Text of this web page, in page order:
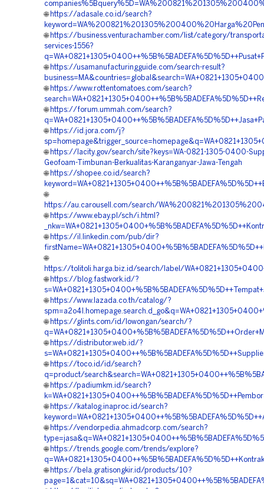
🌐 https://adasale.co.id/search?
🌐 https://business.venturachamber.com/list/category/
services-1556?
🌐 https://usamanufacturingguide.com/search-result?
🌐 https://www.rottentomatoes.com/search?
🌐 https://forum.ummah.com/search?
🌐 https://id.jora.com/j?
🌐 https://lacity.gov/search/site?keys=WA-0821-1305-0400-
Geofoam-Timbunan-Berkualitas-Karanganyar-Jawa-Tengah
🌐 https://shopee.co.id/search?
🌐
https://au.carousell.com/search/
🌐 https://www.ebay.pl/sch/i.html?
🌐 https://il.linkedin.com/pub/dir?
🌐
https://tolitoli.harga.biz.id/search/label/
🌐 https://blog.fastwork.id/?
🌐 https://www.lazada.co.th/catalog/?
🌐 https://glints.com/id/lowongan/search/?
🌐 https://distributor.web.id/?
🌐 https://toco.id/id/search?
q=product/
🌐 https://padiumkm.id/search?
🌐 https://katalog.inaproc.id/search?
🌐 https://vendorpedia.ahmadcorp.com/search?
🌐 https://trends.google.com/trends/explore?
🌐 https://bela.gratisongkir.id/products/10?